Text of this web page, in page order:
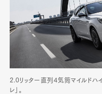
Art&Design
Product
2.0リッター直列4気筒マイルドハ
レ」。